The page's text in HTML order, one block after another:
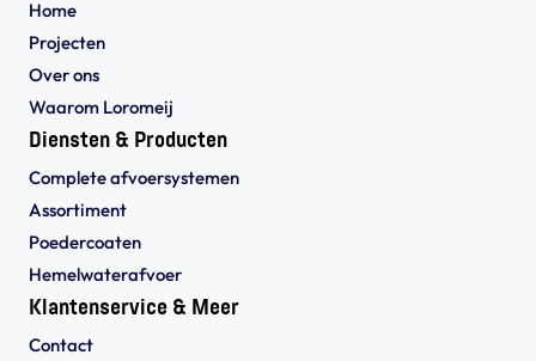
Home
Projecten
Over ons
Waarom Loromeij
Diensten & Producten
Complete afvoersystemen
Assortiment
Poedercoaten
Hemelwaterafvoer
Klantenservice & Meer
Contact